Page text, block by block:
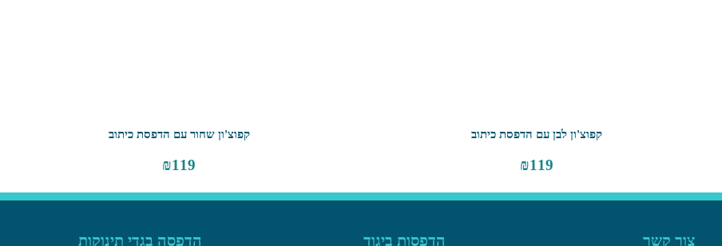
קפוצ'ון לבן עם הדפסת כיתוב
₪119
קפוצ'ון שחור עם הדפסת כיתוב
₪119
צור קשר הדפסות ביגוד הדפסה בגדי תינוקות